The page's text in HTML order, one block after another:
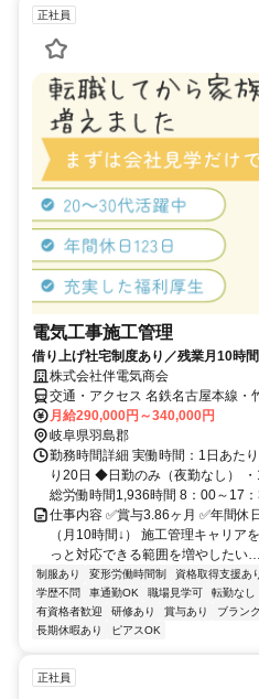
正社員
電気工事施工管理
借り上げ社宅制度あり／残業月10時
株式会社伴電気商会
交通・アクセス 名鉄名古屋本線・
月給290,000円～340,000円
岐阜県羽島郡
勤務時間詳細 実働時間：1日あた
り20日 ◆日勤のみ（夜勤なし）
総労働時間1,936時間 8：00～17
仕事内容 ✅賞与3.86ヶ月 ✅年間休
（月10時間↓） 施工管理キャリア
っと対応できる範囲を増やした
制服あり 変形労働時間制 資格取得支援あ
学歴不問
車通勤OK 職場見学可 転勤なし
有資格者歓迎
研修あり 賞与あり ブラン
長期休暇あり
ピアスOK
正社員